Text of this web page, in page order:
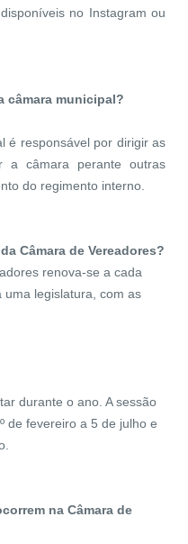
no Instagram ou
câmara municipal?
é responsável por dirigir as
a câmara perante outras
do regimento interno.
Câmara de Vereadores?
renova-se a cada
legislatura, com as
durante o ano. A sessão
de fevereiro a 5 de julho e
na Câmara de